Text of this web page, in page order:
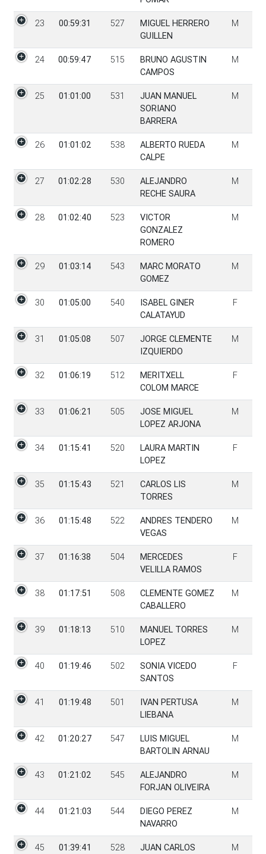
23 00:59:31 527
MIGUEL HERRERO
GUILLEN
M
24 00:59:47 515
BRUNO AGUSTIN
CAMPOS
M
25 01:01:00 531
JUAN MANUEL
SORIANO
BARRERA
M
26 01:01:02 538
ALBERTO RUEDA
CALPE
M
27 01:02:28 530
ALEJANDRO
RECHE SAURA
M
28 01:02:40 523
VICTOR
GONZALEZ
ROMERO
M
29 01:03:14 543
MARC MORATO
GOMEZ
M
30 01:05:00 540
ISABEL GINER
CALATAYUD
F
31 01:05:08 507
JORGE CLEMENTE
IZQUIERDO
M
32 01:06:19 512
MERITXELL
COLOM MARCE
F
33 01:06:21 505
JOSE MIGUEL
LOPEZ ARJONA
M
34 01:15:41 520
LAURA MARTIN
LOPEZ
F
35 01:15:43 521
CARLOS LIS
TORRES
M
36 01:15:48 522
ANDRES TENDERO
VEGAS
M
37 01:16:38 504
MERCEDES
VELILLA RAMOS
F
38 01:17:51 508
CLEMENTE GOMEZ
CABALLERO
M
39 01:18:13 510
MANUEL TORRES
LOPEZ
M
40 01:19:46 502
SONIA VICEDO
SANTOS
F
41 01:19:48 501
IVAN PERTUSA
LIEBANA
M
42 01:20:27 547
LUIS MIGUEL
BARTOLIN ARNAU
M
43 01:21:02 545
ALEJANDRO
FORJAN OLIVEIRA
M
44 01:21:03 544
DIEGO PEREZ
NAVARRO
M
45 01:39:41 528
JUAN CARLOS
M